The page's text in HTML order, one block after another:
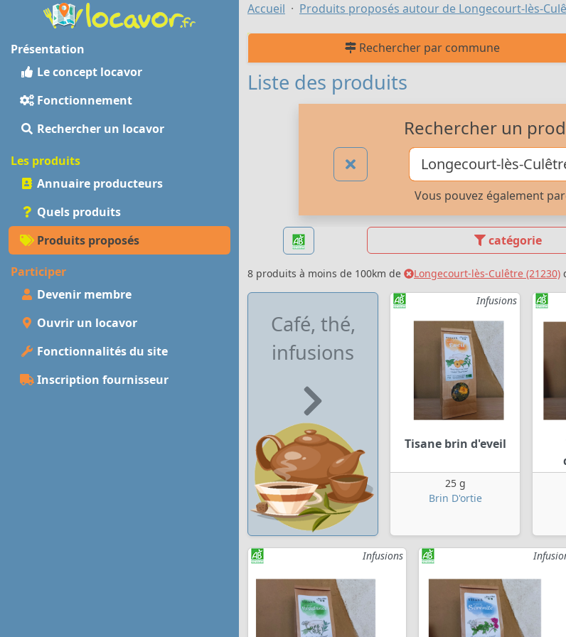
Présentation
Le concept locavor
Fonctionnement
Rechercher un locavor
Les produits
Annuaire producteurs
Quels produits
Produits proposés
Participer
Devenir membre
Ouvrir un locavor
Fonctionnalités du site
Inscription fournisseur
Accueil Produits proposés autour de Longecourt-lès-
Rechercher par commune
Liste des produits
Rechercher un
Vous pouvez également
catégorie
8 produits à moins de 100km de Longecourt-lès-Culêtre (21230)
Café, thé,
infusions
Infusions
Tisane brin d'eveil
25 g
Brin D'ortie
Infusions